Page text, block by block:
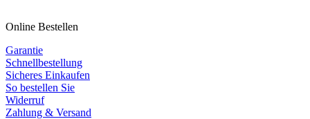
Online Bestellen
Garantie
Schnellbestellung
Sicheres Einkaufen
So bestellen Sie
Widerruf
Zahlung & Versand